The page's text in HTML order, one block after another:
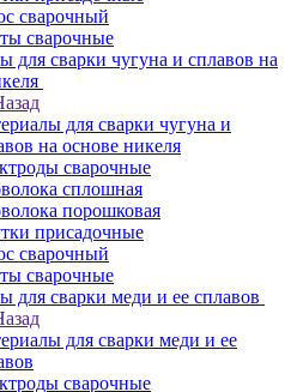
сварочный
сварочные
для сварки чугуна и сплавов на
для сварки чугуна и
на основе никеля
сварочные
сплошная
порошковая
присадочные
сварочный
сварочные
для сварки меди и ее сплавов
для сварки меди и ее
сварочные